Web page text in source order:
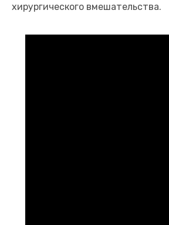
хирургического вмешательства.